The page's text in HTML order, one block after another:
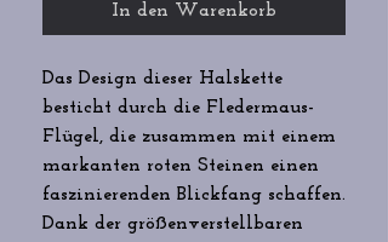
In den Warenkorb
Das Design dieser Halskette
besticht durch die Fledermaus-
Flügel, die zusammen mit einem
markanten roten Steinen einen
faszinierenden Blickfang schaffen.
Dank der größenverstellbaren